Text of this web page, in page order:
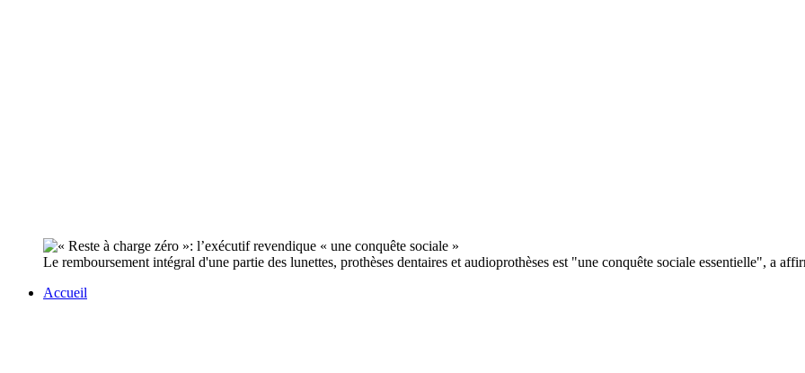
Le remboursement intégral d'une partie des lunettes, prothèses dentaires et audioprothèses est "une conquête sociale essentielle", a
Accueil